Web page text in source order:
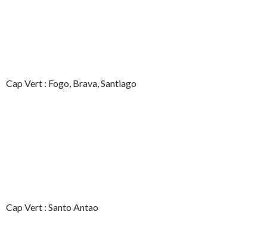
Cap Vert : Fogo, Brava, Santiago
Cap Vert : Santo Antao